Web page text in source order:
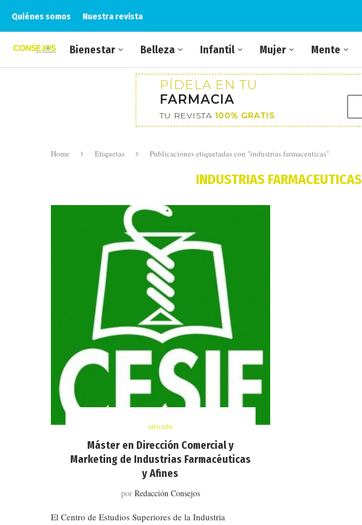
Quiénes somos Nuestra revista
Bienestar Belleza Infantil Mujer Mente
PÍDELA EN TU
FARMACIA
TU REVISTA 100% GRATIS
Home Etiquetas Publicaciones etiquetadas con "industrias farmaceuticas"
INDUSTRIAS FARMACEUTICAS
artículo
Máster en Dirección Comercial y
Marketing de Industrias Farmacéuticas
y Afines
por Redacción Consejos
El Centro de Estudios Superiores de la Industria